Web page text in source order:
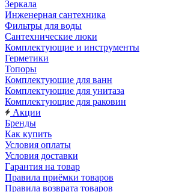
Зеркала
Инженерная сантехника
Фильтры для воды
Сантехнические люки
Комплектующие и инструменты
Герметики
Топоры
Комплектующие для ванн
Комплектующие для унитаза
Комплектующие для раковин
Акции
Бренды
Как купить
Условия оплаты
Условия доставки
Гарантия на товар
Правила приёмки товаров
Правила возврата товаров